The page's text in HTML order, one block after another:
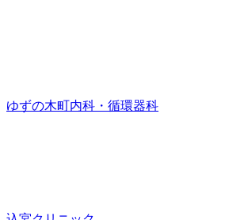
ゆずの木町内科・循環器科